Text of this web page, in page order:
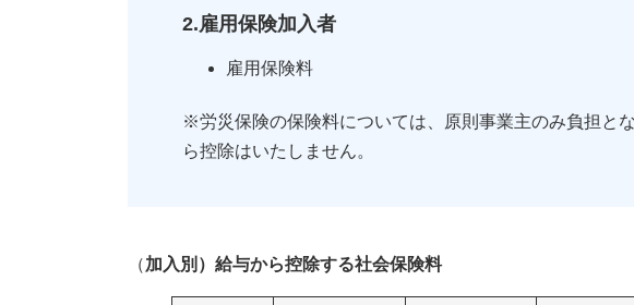
0.3.4.4.社会保険料の徴収開始・終了年齢
0.3.5.5.社会保険料の免除期間
2.雇用保険加入者
雇用保険料
※労災保険の保険料については、原則事業主のみ負担と
ら控除はいたしません。
（加入別）給与から控除する社会保険料